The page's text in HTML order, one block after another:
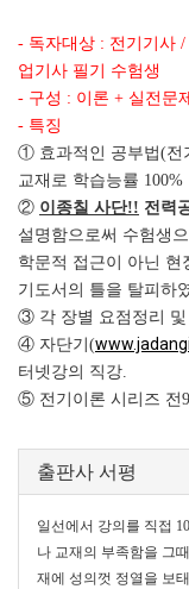
- 독자대상 : 전기기사
업기사 필기 수험생
- 구성 : 이론 + 실전문제
- 특징
① 효과적인 공부법(전
교재로 학습능률 100%
② 이종칠 사단!! 전력
설명함으로써 수험생
학문적 접근이 아닌 현
기도서의 틀을 탈피하
③ 각 장별 요점정리 및
④ 자단기(
터넷강의 직강.
⑤ 전기이론 시리즈 전
출판사 서평
일선에서 강의를 직접
나 교재의 부족함을 그
재에 성의껏 정열을 보